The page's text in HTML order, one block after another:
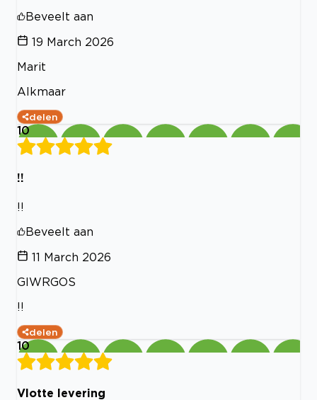
Beveelt aan
19 March 2026
Marit
Alkmaar
delen
10
!!
!!
Beveelt aan
11 March 2026
GIWRGOS
!!
delen
10
Vlotte levering